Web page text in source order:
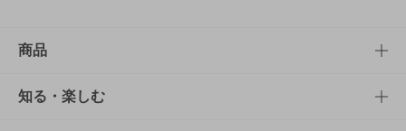
商品
商品TOP
知る・楽しむ